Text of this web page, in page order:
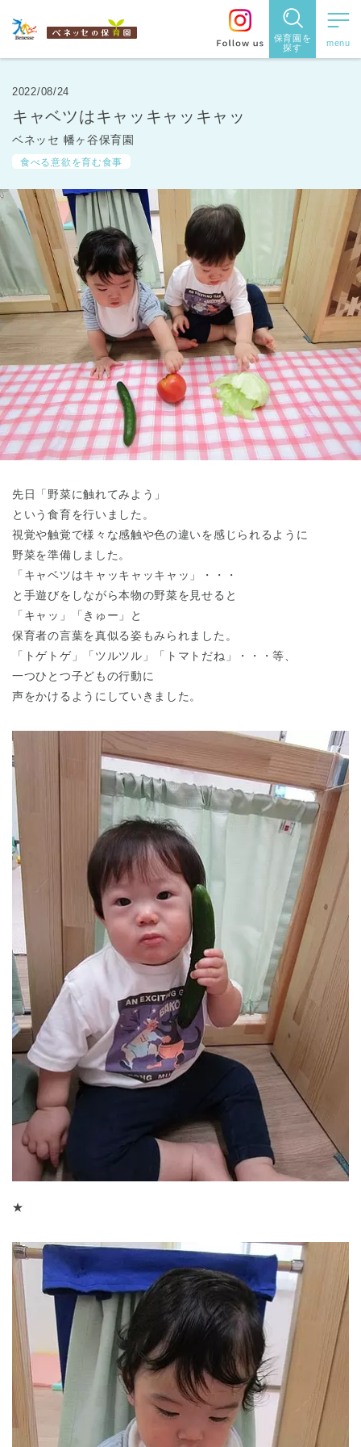
保育園を
探す
保育園を探す
住所・駅
す
都道府県
から探す
東京都
東京都 全域
2022/08/24
キャベツはキャッキャッキャッ
ベネッセ 幡ヶ谷保育園
食べる意欲を育む食事
先日「野菜に触れてみよう」
という食育を行いました。
視覚や触覚で様々な感触や色の違いを感じられるように
野菜を準備しました。
「キャベツはキャッキャッキャッ」・・・
と手遊びをしながら本物の野菜を見せると
「キャッ」「きゅー」と
保育者の言葉を真似る姿もみられました。
「トゲトゲ」「ツルツル」「トマトだね」・・・等、
一つひとつ子どもの行動に
声をかけるようにしていきました。
★